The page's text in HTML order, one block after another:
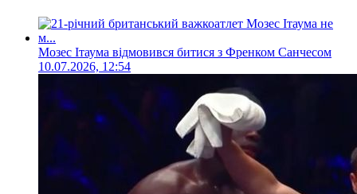
Мозес Ітаума відмовився битися з Френком Санчесом
10.07.2026, 12:54